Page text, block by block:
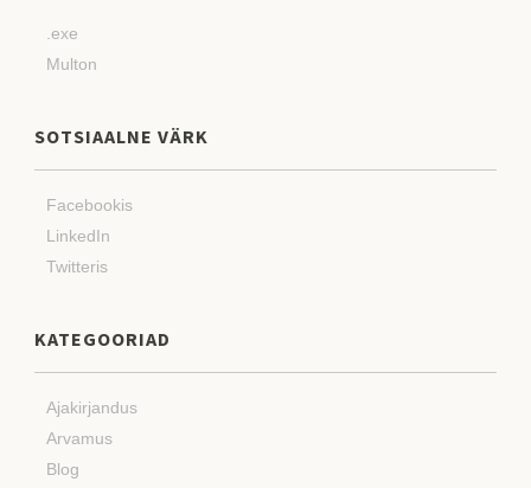
.exe
Multon
SOTSIAALNE VÄRK
Facebookis
LinkedIn
Twitteris
KATEGOORIAD
Ajakirjandus
Arvamus
Blog